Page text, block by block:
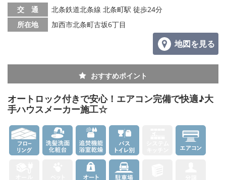
交 通
北条鉄道北条線 北条町駅 徒歩24分
所在地
加西市北条町古坂6丁目
地図を見る
おすすめポイント
オートロック付きで安心！エアコン完備で快適♪大
手ハウスメーカー施工☆